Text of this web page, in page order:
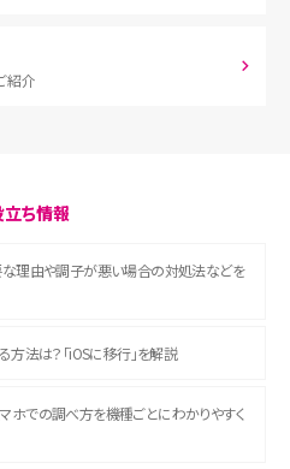
紹介
立ち情報
な理由や調子が悪い場合の対処法などを
法は？「iOSに移行」を解説
ホでの調べ方を機種ごとにわかりやすく